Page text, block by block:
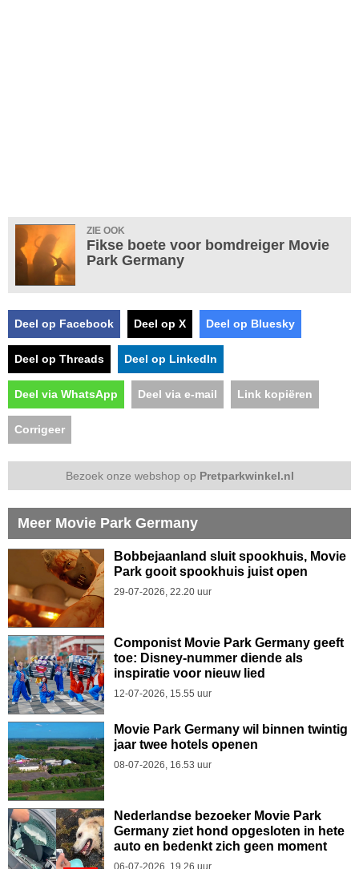
ZIE OOK
Fikse boete voor bomdreiger Movie
Park Germany
Deel op Facebook Deel op X Deel op Bluesky
Deel op Threads Deel op LinkedIn
Deel via WhatsApp Deel via e-mail Link kopiëren
Corrigeer
Bezoek onze webshop op Pretparkwinkel.nl
Meer Movie Park Germany
Bobbejaanland sluit spookhuis, Movie
Park gooit spookhuis juist open
29-07-2026, 22.20 uur
Componist Movie Park Germany geeft
toe: Disney-nummer diende als
inspiratie voor nieuw lied
12-07-2026, 15.55 uur
Movie Park Germany wil binnen twintig
jaar twee hotels openen
08-07-2026, 16.53 uur
Nederlandse bezoeker Movie Park
Germany ziet hond opgesloten in hete
auto en bedenkt zich geen moment
06-07-2026, 19.26 uur